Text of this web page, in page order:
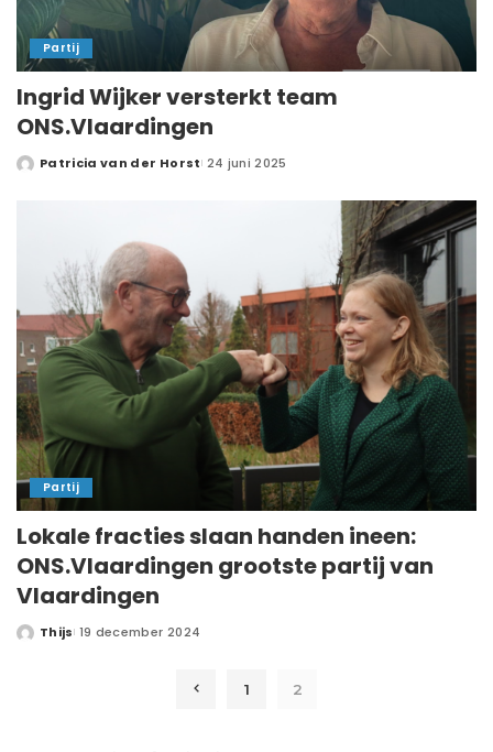
Partij
Ingrid Wijker versterkt team
ONS.Vlaardingen
Patricia van der Horst 24 juni 2025
Partij
Lokale fracties slaan handen ineen:
ONS.Vlaardingen grootste partij van
Vlaardingen
Thijs 19 december 2024
1 2